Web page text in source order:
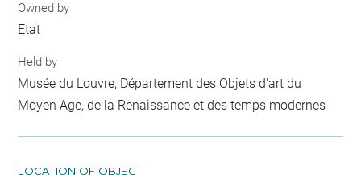
Owned by
Etat
Held by
Musée du Louvre, Département des Objets d'art du
Moyen Age, de la Renaissance et des temps modernes
LOCATION OF OBJECT